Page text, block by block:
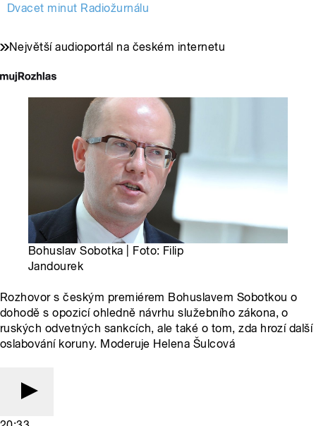
Dvacet minut Radiožurnálu
Největší audioportál na českém internetu
Bohuslav Sobotka | Foto: Filip
Jandourek
Rozhovor s českým premiérem Bohuslavem Sobotkou o
dohodě s opozicí ohledně návrhu služebního zákona, o
ruských odvetných sankcích, ale také o tom, zda hrozí další
oslabování koruny. Moderuje Helena Šulcová